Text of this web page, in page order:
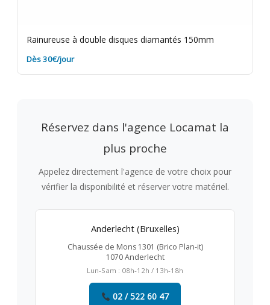
Rainureuse à double disques diamantés 150mm
Dès 30€/jour
Réservez dans l'agence Locamat la
plus proche
Appelez directement l'agence de votre choix pour
vérifier la disponibilité et réserver votre matériel.
Anderlecht (Bruxelles)
Chaussée de Mons 1301 (Brico Plan-it)
1070 Anderlecht
Lun-Sam : 08h-12h / 13h-18h
02 / 522 60 47